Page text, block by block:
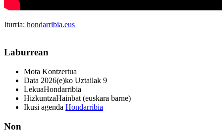
Iturria: hondarribia.eus
Laburrean
Mota Kontzertua
Data 2026(e)ko Uztailak 9
LekuaHondarribia
HizkuntzaHainbat (euskara barne)
Ikusi agenda Hondarribia
Non